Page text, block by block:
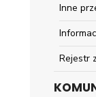
Inne
Rejestr